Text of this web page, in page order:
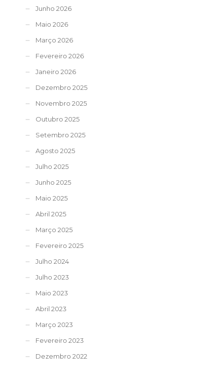
Junho 2026
Maio 2026
Março 2026
Fevereiro 2026
Janeiro 2026
Dezembro 2025
Novembro 2025
Outubro 2025
Setembro 2025
Agosto 2025
Julho 2025
Junho 2025
Maio 2025
Abril 2025
Março 2025
Fevereiro 2025
Julho 2024
Julho 2023
Maio 2023
Abril 2023
Março 2023
Fevereiro 2023
Dezembro 2022